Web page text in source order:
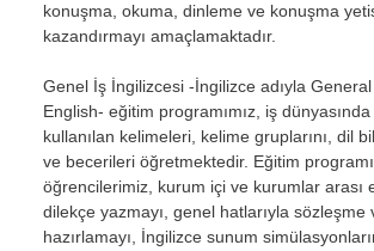
konuşma, okuma, dinleme ve konuşma
kazandırmayı amaçlamaktadır.
Genel İş İngilizcesi -İngilizce adıyla
English- eğitim programımız, iş
kullanılan kelimeleri, kelime gruplarını, dil
ve becerileri öğretmektedir. Eğitim
öğrencilerimiz, kurum içi ve kurumlar arası
dilekçe yazmayı, genel hatlarıyla sözleşme
hazırlamayı, İngilizce sunum